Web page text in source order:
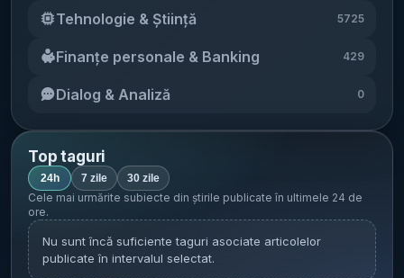
sau siguranța lucrărilor în câmp.
piața internă.[...]
Tehnologie & Știință 5725
Finanțe personale & Banking 429
Dialog & Analiză 0
Top taguri
24h 7 zile 30 zile
Cele mai urmărite subiecte din știrile publicate în ultimele 24 de
ore.
Nu sunt încă suficiente taguri asociate articolelor
publicate în intervalul selectat.